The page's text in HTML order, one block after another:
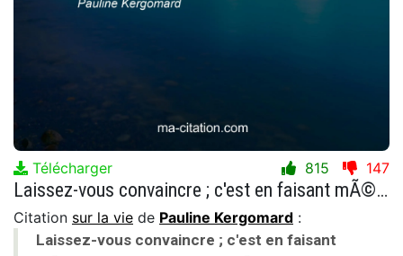
Télécharger 815 147
Laissez-vous convaincre ; c'est en faisant mÃ©thodiquement et sans dÃ©faillance l'Ã©ducation de la libertÃ© que vous Ã©lÃ¨verez des Ãªtres libres.
Citation sur la vie de Pauline Kergomard :
Laissez-vous convaincre ; c'est en faisant